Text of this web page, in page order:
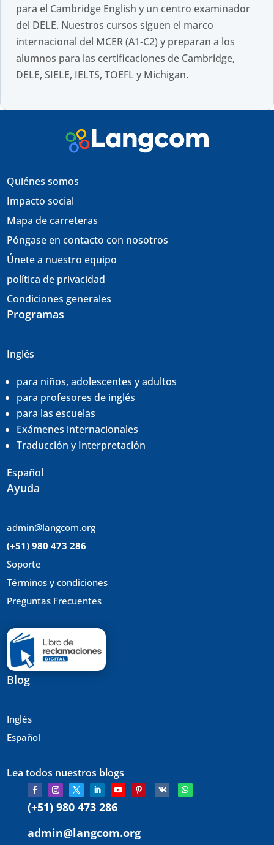
para el Cambridge English y un centro examinador
del DELE. Nuestros cursos siguen el marco
internacional del MCER (A1-C2) y preparan a los
alumnos para las certificaciones de Cambridge,
DELE, SIELE, IELTS, TOEFL y Michigan.
Quiénes somos
Impacto social
Mapa de carreteras
Póngase en contacto con nosotros
Únete a nuestro equipo
política de privacidad
Condiciones generales
Programas
Inglés
para niños, adolescentes y adultos
para profesores de inglés
para las escuelas
Exámenes internacionales
Traducción yInterpretación
Español
Ayuda
admin@langcom.org
(+51) 980 473 286
Soporte
Términos y condiciones
Preguntas Frecuentes
Blog
Inglés
Español
Lea todos nuestros blogs
(+51) 980 473 286
admin@langcom.org